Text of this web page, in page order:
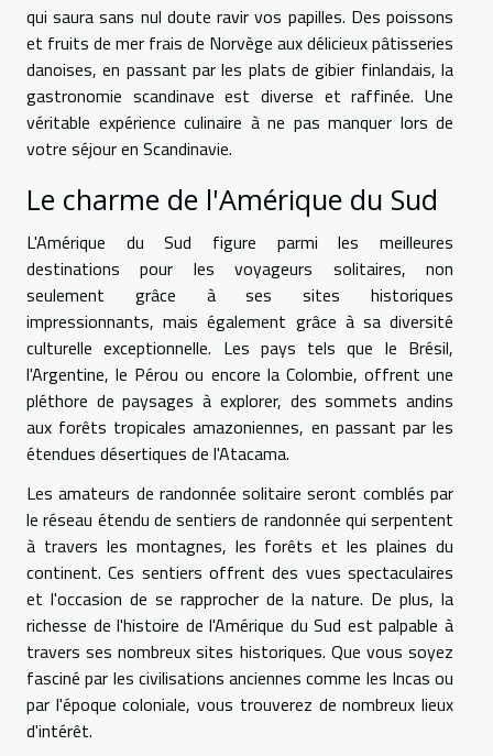
qui saura sans nul doute ravir vos papilles. Des poissons
et fruits de mer frais de Norvège aux délicieux pâtisseries
danoises, en passant par les plats de gibier finlandais, la
gastronomie scandinave est diverse et raffinée. Une
véritable expérience culinaire à ne pas manquer lors de
votre séjour en Scandinavie.
Le charme de l'Amérique du Sud
L'Amérique du Sud figure parmi les meilleures
destinations pour les voyageurs solitaires, non
seulement grâce à ses sites historiques
impressionnants, mais également grâce à sa diversité
culturelle exceptionnelle. Les pays tels que le Brésil,
l'Argentine, le Pérou ou encore la Colombie, offrent une
pléthore de paysages à explorer, des sommets andins
aux forêts tropicales amazoniennes, en passant par les
étendues désertiques de l'Atacama.
Les amateurs de randonnée solitaire seront comblés par
le réseau étendu de sentiers de randonnée qui serpentent
à travers les montagnes, les forêts et les plaines du
continent. Ces sentiers offrent des vues spectaculaires
et l'occasion de se rapprocher de la nature. De plus, la
richesse de l'histoire de l'Amérique du Sud est palpable à
travers ses nombreux sites historiques. Que vous soyez
fasciné par les civilisations anciennes comme les Incas ou
par l'époque coloniale, vous trouverez de nombreux lieux
d'intérêt.